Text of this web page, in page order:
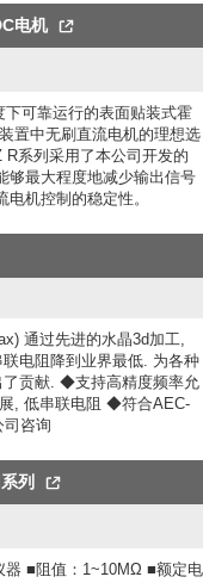
电机
下可靠运行的表面贴装式霍
置中无刷直流电机的理想选
系列采用了本公司开发的
够最大程度地减少输出信号
机控制的稳定性。
通过先进的水晶3d加工,
电阻降到业界最低. 为各种
了贡献. ◆支持高精度频率允
, 低串联电阻 ◆符合AEC-
咨询
列
器 ■阻值：1~10MΩ ■额定电